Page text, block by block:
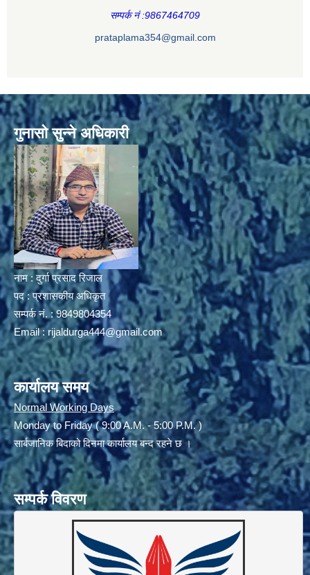
सम्पर्क नं :9867464709
prataplama354@gmail.com
गुनासो सुन्ने अधिकारी
नाम : दुर्गा प्रसाद रिजाल
पद : प्रशासकीय अधिकृत
सम्पर्क नं. : 9849804354
Email : rijaldurga444@gmail.com
कार्यालय समय
Normal Working Days
Monday to Friday ( 9:00 A.M. - 5:00 P.M. )
सार्बजानिक बिदाको दिनमा कार्यालय बन्द रहने छ ।
सम्पर्क विवरण